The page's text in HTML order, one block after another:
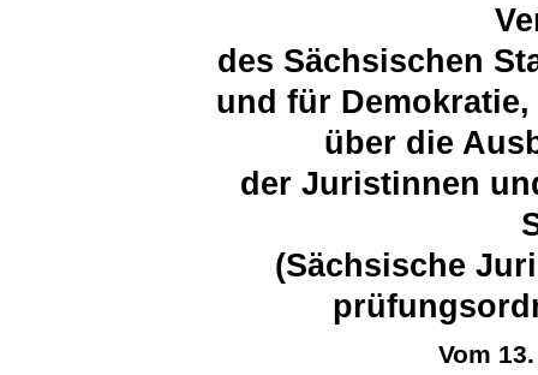
des Sächsischen
und für
über die
der Juristinnen
(Sächsische
Vom